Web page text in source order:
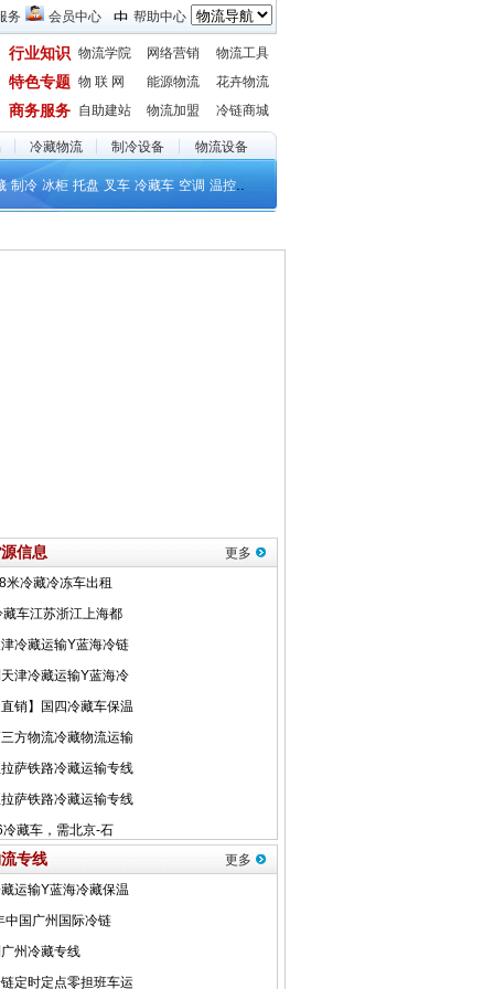
务 会员中心 帮助中心
行业知识 物流学院 网络营销 物流工具
特色专题 物 联 网 能源物流 花卉物流
商务服务 自助建站 物流加盟 冷链商城
冷藏物流 制冷设备 物流设备
制冷 冰柜 托盘 叉车 冷藏车 空调 温控
信息 更多
专线 更多